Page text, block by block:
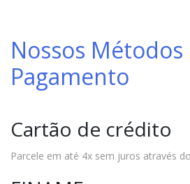
Nossos Métodos
Pagamento
Cartão de crédito
Parcele em até 4x sem juros através